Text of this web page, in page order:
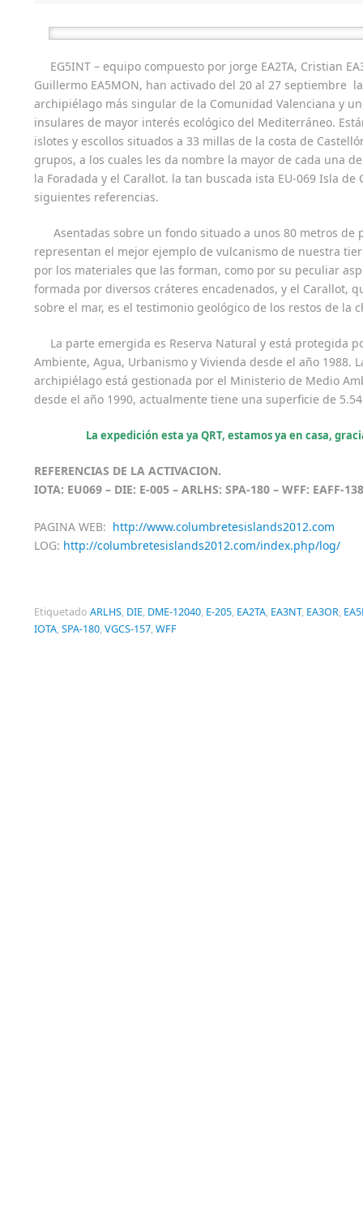
EG5INT – equipo compuesto por jorge EA2TA, Cristian
Guillermo EA5MON, han activado del 20 al 27 septiembre
archipiélago más singular de la Comunidad Valenciana y
insulares de mayor interés ecológico del Mediterráneo.
islotes y escollos situados a 33 millas de la costa de
grupos, a los cuales les da nombre la mayor de cada una
la Foradada y el Carallot. la tan buscada ista EU-069 Isla
siguientes referencias.
Asentadas sobre un fondo situado a unos 80 metros
representan el mejor ejemplo de vulcanismo de nuestra
por los materiales que las forman, como por su peculiar
formada por diversos cráteres encadenados, y el Carallot,
sobre el mar, es el testimonio geológico de los restos de la
La parte emergida es Reserva Natural y está protegida
Ambiente, Agua, Urbanismo y Vivienda desde el año 1988.
archipiélago está gestionada por el Ministerio de Medio
desde el año 1990, actualmente tiene una superficie de
La expedición esta ya QRT, estamos ya en casa,
REFERENCIAS DE LA ACTIVACION.
IOTA: EU069 – DIE: E-005 – ARLHS: SPA-180 – WFF: EAFF-
PAGINA WEB: http://www.columbretesislands2012.com
LOG: http://columbretesislands2012.com/index.php/log/
Etiquetado ARLHS, DIE, DME-12040, E-205, EA2TA, EA3NT, EA3OR,
IOTA,SPA-180,VGCS-157,WFF